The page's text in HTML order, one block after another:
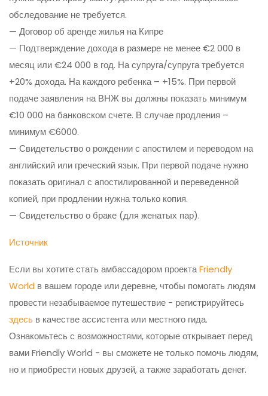
обследование не требуется.
— Договор об аренде жилья на Кипре
— Подтверждение дохода в размере не менее €2 000 в
месяц или €24 000 в год. На супруга/супруга требуется
+20% дохода. На каждого ребенка – +15%. При первой
подаче заявления на ВНЖ вы должны показать минимум
€10 000 на банковском счете. В случае продления –
минимум €6000.
— Свидетельство о рождении с апостилем и переводом на
английский или греческий язык. При первой подаче нужно
показать оригинал с апостилированной и переведенной
копией, при продлении нужна только копия.
— Свидетельство о браке (для женатых пар).
Источник
Если вы хотите стать амбассадором проектаFriendly
World в вашем городе или деревне, чтобы помогать людям
провести незабываемое путешествие - регистрируйтесь
здесь в качестве ассистента или местного гида.
Ознакомьтесь с возможностями, которые открывает перед
вами Friendly World - вы сможете не только помочь людям,
но и приобрести новых друзей, а также заработать денег.